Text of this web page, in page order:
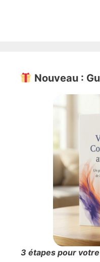
Nouveau :
3 étapes pour